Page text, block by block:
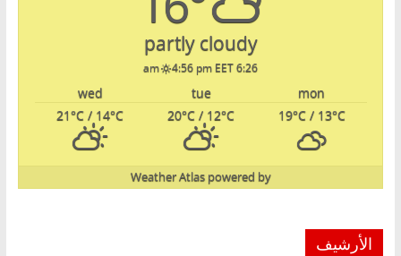
partly cloudy
6:26 am
4:56 pm EET
mon
tue
wed
19°C/ 13°C
20°C / 12°C
21°C / 14°C
powered by
Weather Atlas
الأرشيف